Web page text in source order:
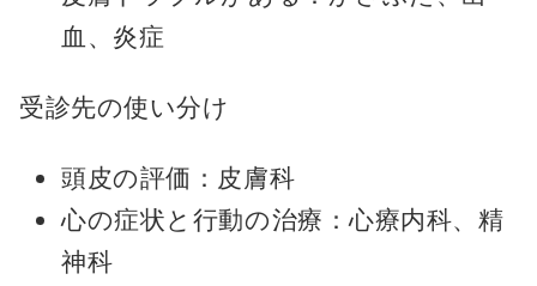
血、炎症
受診先の使い分け
頭皮の評価：皮膚科
心の症状と行動の治療：心療内科、精
神科